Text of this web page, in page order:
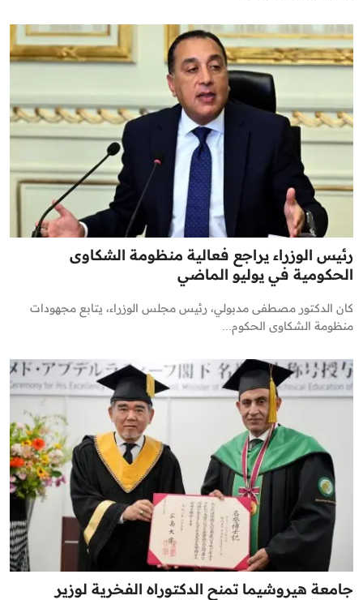
رئيس الوزراء يراجع فعالية منظومة الشكاوى
الحكومية في يوليو الماضي
كان الدكتور مصطفى مدبولي، رئيس مجلس الوزراء، يتابع مجهودات
منظومة الشكاوى الحكوم...
جامعة هيروشيما تمنح الدكتوراه الفخرية لوزير